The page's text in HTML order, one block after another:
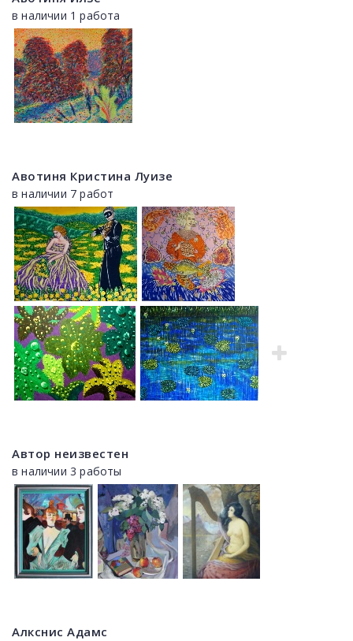
в наличии 1 работа
Авотиня Кристина Луизе
в наличии 7 работ
Автор неизвестен
в наличии 3 работы
Алкснис Адамс